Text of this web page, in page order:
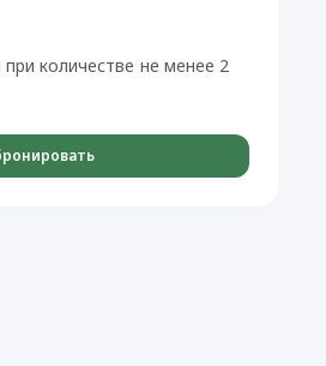
количестве не менее 2